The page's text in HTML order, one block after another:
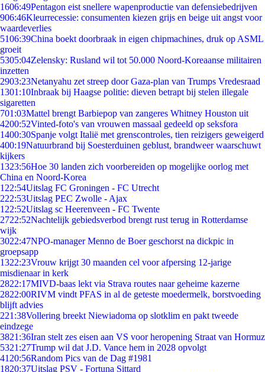
1606:49Pentagon eist snellere wapenproductie van defensiebedrijven
906:46Kleurrecessie: consumenten kiezen grijs en beige uit angst voor
waardeverlies
5106:39China boekt doorbraak in eigen chipmachines, druk op ASML
groeit
5305:04Zelensky: Rusland wil tot 50.000 Noord-Koreaanse militairen
inzetten
2903:23Netanyahu zet streep door Gaza-plan van Trumps Vredesraad
1301:10Inbraak bij Haagse politie: dieven betrapt bij stelen illegale
sigaretten
701:03Mattel brengt Barbiepop van zangeres Whitney Houston uit
4200:52Vinted-foto's van vrouwen massaal gedeeld op seksfora
1400:30Spanje volgt Italië met grenscontroles, tien reizigers geweigerd
400:19Natuurbrand bij Soesterduinen geblust, brandweer waarschuwt
kijkers
1323:56Hoe 30 landen zich voorbereiden op mogelijke oorlog met
China en Noord-Korea
1 22:54Uitslag FC Groningen - FC Utrecht
222:53Uitslag PEC Zwolle - Ajax
1 22:52Uitslag sc Heerenveen - FC Twente
2722:52Nachtelijk gebiedsverbod brengt rust terug in Rotterdamse
wijk
3022:47NPO-manager Menno de Boer geschorst na dickpic in
groepsapp
1322:23Vrouw krijgt 30 maanden cel voor afpersing 12-jarige
misdienaar in kerk
2822:17MIVD-baas lekt via Strava routes naar geheime kazerne
2822:00RIVM vindt PFAS in al de geteste moedermelk, borstvoeding
blijft advies
221:38Vollering breekt Niewiadoma op slotklim en pakt tweede
eindzege
3821:36Iran stelt zes eisen aan VS voor heropening Straat van Hormuz
5321:27Trump wil dat J.D. Vance hem in 2028 opvolgt
41 20:56Random Pics van de Dag #1981
1820:37Uitslag PSV - Fortuna Sittard